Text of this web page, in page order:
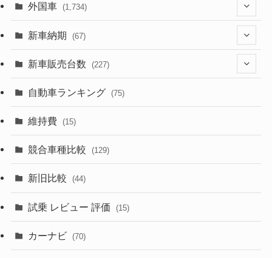
(1,322)
(330)
(357)
(328)
(253)
外国車 (1,734)
(242)
(85)
(84)
(50)
(58)
新車納期 (67)
(28)
(8)
(3)
(3)
新車販売台数 (227)
(21)
(5)
(7)
自動車ランキング (75)
維持費 (15)
競合車種比較 (129)
新旧比較 (44)
試乗 レビュー 評価 (15)
カーナビ (70)